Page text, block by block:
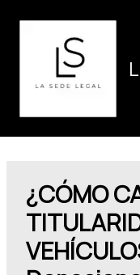
contenido
¿CÓMO